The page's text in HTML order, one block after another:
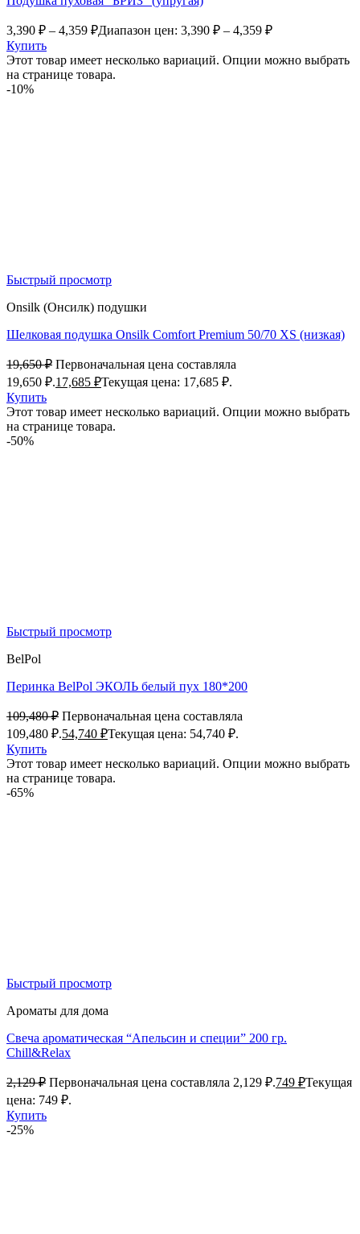
3,390 ₽ – 4,359 ₽Диапазон цен: 3,390 ₽ – 4,359 ₽
Купить
Этот товар имеет несколько вариаций. Опции можно выбрать
на странице товара.
-10%
Быстрый просмотр
Onsilk (Онсилк) подушки
Шелковая подушка Onsilk Comfort Premium 50/70 XS (низкая)
19,650₽ Первоначальная цена составляла
19,650 ₽.17,685 ₽Текущая цена: 17,685 ₽.
Купить
Этот товар имеет несколько вариаций. Опции можно выбрать
на странице товара.
-50%
Быстрый просмотр
BelPol
Перинка BelPol ЭКОЛЬ белый пух 180*200
109,480₽ Первоначальная цена составляла
109,480 ₽.54,740 ₽Текущая цена: 54,740 ₽.
Купить
Этот товар имеет несколько вариаций. Опции можно выбрать
на странице товара.
-65%
Быстрый просмотр
Ароматы для дома
Свеча ароматическая “Апельсин и специи” 200 гр.
Chill&Relax
2,129₽ Первоначальная цена составляла 2,129 ₽.749 ₽Текущая
цена: 749 ₽.
Купить
-25%